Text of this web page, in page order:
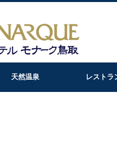
天然温泉 レストラ